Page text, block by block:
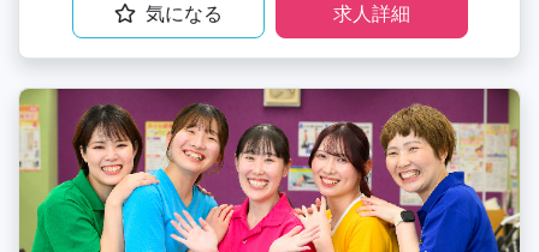
気になる 求人詳細